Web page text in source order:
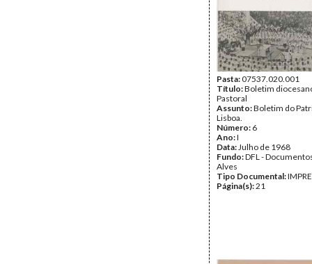
Pasta:07537.020.001
Título:Boletim
Pastoral
Assunto:Boletim do
Lisboa.
Número: 6
Ano:I
Data:Julho de 1968
Fundo:DFL -
Alves
Tipo Documental:
Página(s):21